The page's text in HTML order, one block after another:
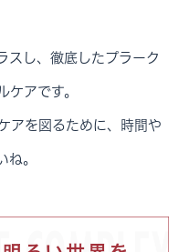
スし、徹底したプラーク
アです。
アを図るために、時間や
。